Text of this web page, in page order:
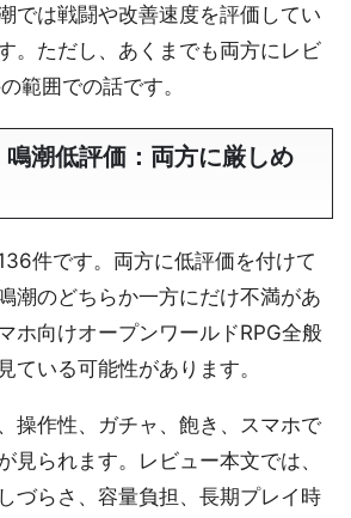
では戦闘や改善速度を評価してい
。ただし、あくまでも両方にレビ
範囲での話です。
潮低評価：両方に厳しめ
件です。両方に低評価を付けて
潮のどちらか一方にだけ不満があ
ホ向けオープンワールドRPG全般
ている可能性があります。
操作性、ガチャ、飽き、スマホで
見られます。レビュー本文では、
づらさ、容量負担、長期プレイ時